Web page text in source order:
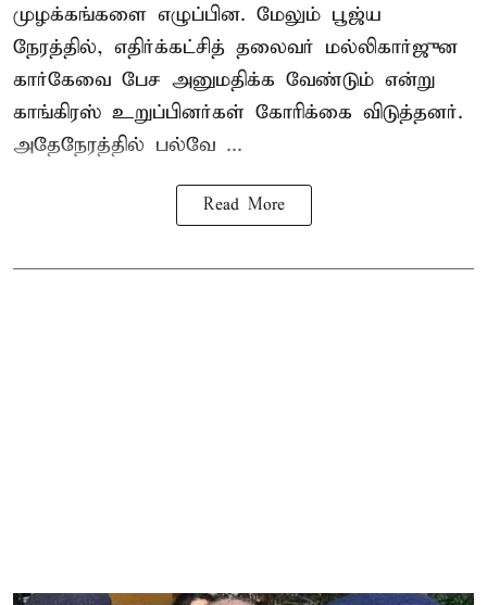
முழக்கங்களை எழுப்பின. மேலும் பூஜ்ய
நேரத்தில், எதிர்க்கட்சித் தலைவர் மல்லிகார்ஜுன
கார்கேவை பேச அனுமதிக்க வேண்டும் என்று
காங்கிரஸ் உறுப்பினர்கள் கோரிக்கை விடுத்தனர்.
அதேநேரத்தில் பல்வே ...
Read More